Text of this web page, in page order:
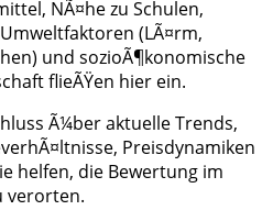
NÃ¤he zu Schulen,
(LÃ¤rm,
und sozioÃ¶konomische
flieÃŸen hier ein.
Ã¼ber aktuelle Trends,
Preisdynamiken
helfen, die Bewertung im
verorten.